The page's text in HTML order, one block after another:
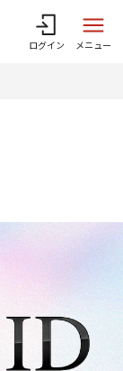
ログイン メニュー